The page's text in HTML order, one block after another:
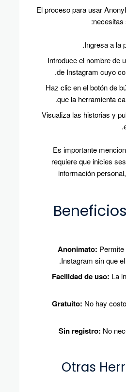
El proceso para usar
necesitas
Ingresa a la
.
Introduce el nombre de
de Instagram cuyo
Haz clic en el botón de
que la herramienta
Visualiza las historias y
Es importante
requiere que inicies
información
Anonimato:
Instagram sin que
Facilidad de uso: La
Gratuito: No hay
Sin registro: No
Otras